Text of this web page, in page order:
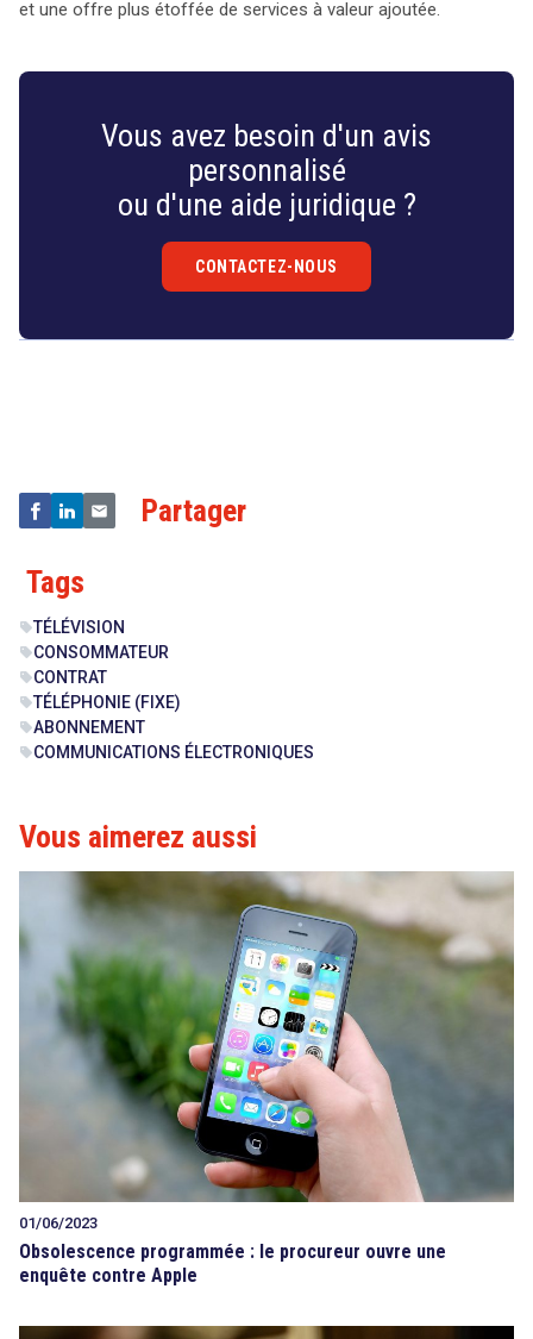
et une offre plus étoffée de services à valeur ajoutée.
Vous avez besoin d'un avis
personnalisé
ou d'une aide juridique ?
CONTACTEZ-NOUS
Partager
Tags
sellTÉLÉVISION
sellCONSOMMATEUR
sellCONTRAT
sellTÉLÉPHONIE (FIXE)
sellABONNEMENT
sellCOMMUNICATIONS ÉLECTRONIQUES
Vous aimerez aussi
01/06/2023
Obsolescence programmée : le procureur ouvre une
enquête contre Apple
search